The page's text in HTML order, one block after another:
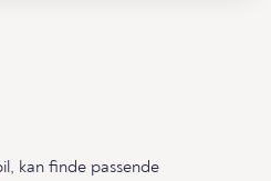
kan finde passende